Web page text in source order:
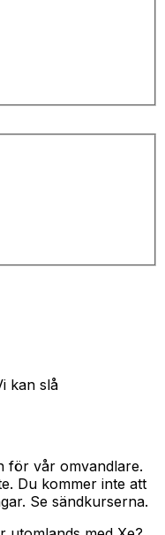
kan slå
för vår omvandlare.
Du kommer inte att
Se sändkurserna.